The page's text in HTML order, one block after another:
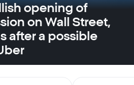
opening of
on Wall Street,
after a possible